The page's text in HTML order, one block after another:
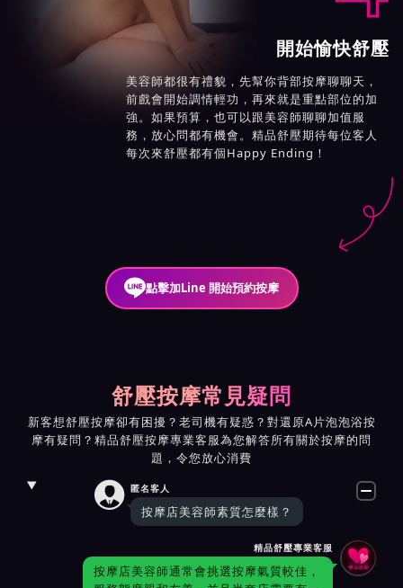
開始愉快舒壓
美容師都很有禮貌，先幫你背部按摩聊聊天，
前戲會開始調情輕功，再來就是重點部位的加
強。如果預算，也可以跟美容師聊聊加值服
務，放心問都有機會。精品舒壓期待每位客人
每次來舒壓都有個Happy Ending！
點擊加Line 開始預約按摩
舒壓按摩常見疑問
新客想舒壓按摩卻有困擾？老司機有疑惑？對還原A片泡泡浴按
摩有疑問？精品舒壓按摩專業客服為您解答所有關於按摩的問
題，令您放心消費
 匿名客人
按摩店美容師素質怎麼樣？
精品舒壓專業客服
按摩店美容師通常會挑選按摩氣質較佳，